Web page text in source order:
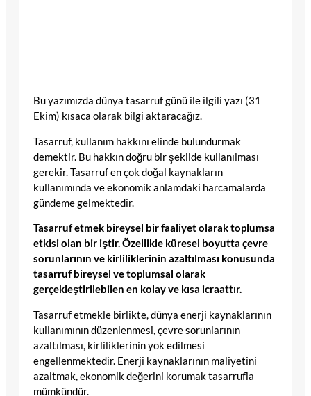
Bu yazımızda dünya tasarruf günü ile ilgili yazı (31
Ekim) kısaca olarak bilgi aktaracağız.
Tasarruf, kullanım hakkını elinde bulundurmak
demektir. Bu hakkın doğru bir şekilde kullanılması
gerekir. Tasarruf en çok doğal kaynakların
kullanımında ve ekonomik anlamdaki harcamalarda
gündeme gelmektedir.
Tasarruf etmek bireysel bir faaliyet olarak toplumsa
etkisi olan bir iştir. Özellikle küresel boyutta çevre
sorunlarının ve kirliliklerinin azaltılması konusunda
tasarruf bireysel ve toplumsal olarak
gerçekleştirilebilen en kolay ve kısa icraattır.
Tasarruf etmekle birlikte, dünya enerji kaynaklarının
kullanımının düzenlenmesi, çevre sorunlarının
azaltılması, kirliliklerinin yok edilmesi
engellenmektedir. Enerji kaynaklarının maliyetini
azaltmak, ekonomik değerini korumak tasarrufla
mümkündür.